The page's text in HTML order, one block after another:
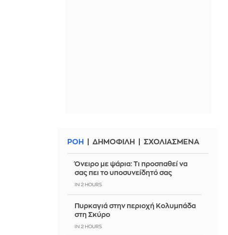
ΡΟΗ ΔΗΜΟΦΙΛΗ ΣΧΟΛΙΑΣΜΕΝΑ
Όνειρο με ψάρια: Τι προσπαθεί να
σας πει το υποσυνείδητό σας
IN 2 HOURS
Πυρκαγιά στην περιοχή Κολυμπάδα
στη Σκύρο
IN 2 HOURS